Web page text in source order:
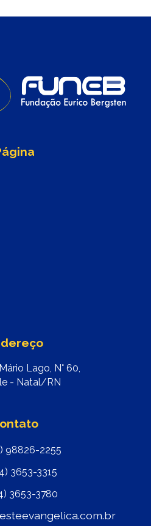
Lago, N° 60,
- Natal/RN
98826-2255
3653-3315
3653-3780